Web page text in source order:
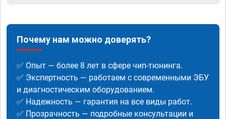
Почему нам можно доверять?
✅ Опыт — более 8 лет в сфере чип-тюнинга.
✅ Экспертность — работаем с современными ЭБУ
и диагностическим оборудованием.
✅ Надежность — гарантия на все виды работ.
✅ Прозрачность — подробные консультации и